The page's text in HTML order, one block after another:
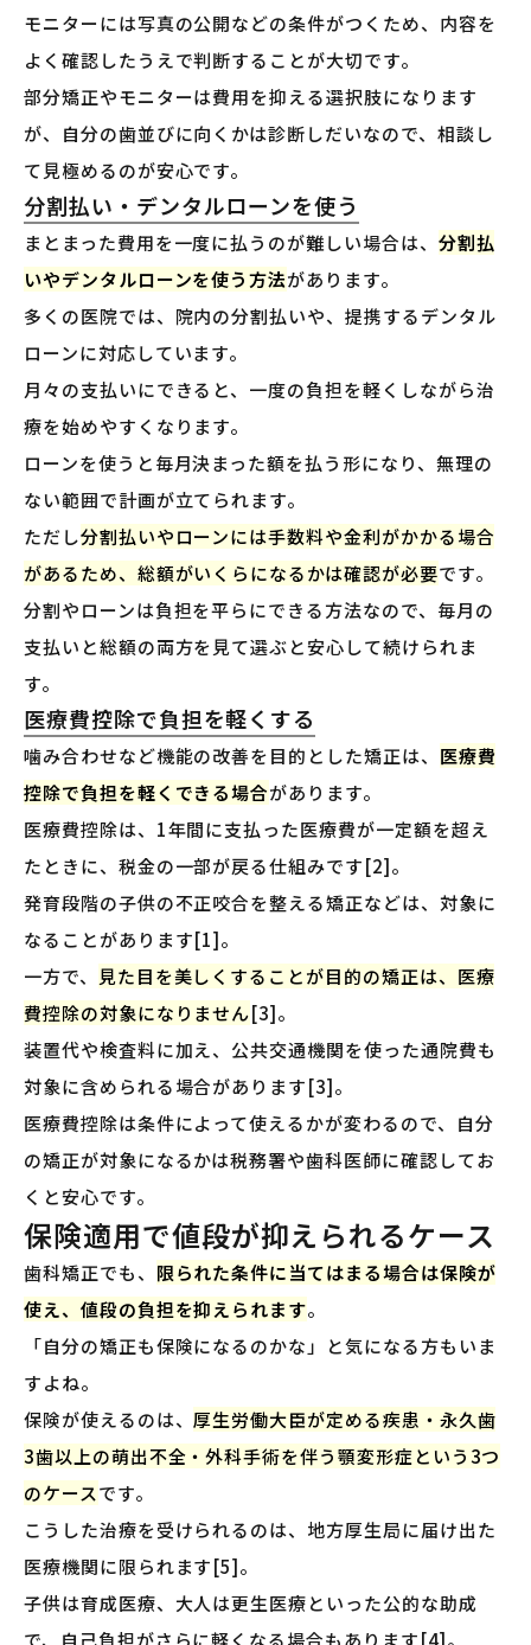
モニターには写真の公開などの条件がつくため、内容を
よく確認したうえで判断することが大切です。
部分矯正やモニターは費用を抑える選択肢になります
が、自分の歯並びに向くかは診断しだいなので、相談し
て見極めるのが安心です。
分割払い・デンタルローンを使う
まとまった費用を一度に払うのが難しい場合は、 分割払
いやデンタルローンを使う方法があります。
多くの医院では、院内の分割払いや、提携するデンタル
ローンに対応しています。
月々の支払いにできると、一度の負担を軽くしながら治
療を始めやすくなります。
ローンを使うと毎月決まった額を払う形になり、無理の
ない範囲で計画が立てられます。
ただし分割払いやローンには手数料や金利がかかる場合
があるため、総額がいくらになるかは確認が必要です。
分割やローンは負担を平らにできる方法なので、毎月の
支払いと総額の両方を見て選ぶと安心して続けられま
す。
医療費控除で負担を軽くする
噛み合わせなど機能の改善を目的とした矯正は、 医療費
控除で負担を軽くできる場合があります。
医療費控除は、1年間に支払った医療費が一定額を超え
たときに、税金の一部が戻る仕組みです[2]。
発育段階の子供の不正咬合を整える矯正などは、対象に
なることがあります[1]。
一方で、
見た目を美しくすることが目的の矯正は、医療
費控除の対象になりません[3]。
装置代や検査料に加え、公共交通機関を使った通院費も
対象に含められる場合があります[3]。
医療費控除は条件によって使えるかが変わるので、自分
の矯正が対象になるかは税務署や歯科医師に確認してお
くと安心です。
保険適用で値段が抑えられるケース
歯科矯正でも、 限られた条件に当てはまる場合は保険が
使え、値段の負担を抑えられます。
「自分の矯正も保険になるのかな」と気になる方もいま
すよね。
保険が使えるのは、厚生労働大臣が定める疾患・永久歯
3歯以上の萌出不全・外科手術を伴う顎変形症という3つ
のケースです。
こうした治療を受けられるのは、地方厚生局に届け出た
医療機関に限られます[5]。
子供は育成医療、大人は更生医療といった公的な助成
で、自己負担がさらに軽くなる場合もあります[4]。